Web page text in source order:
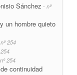
Sánchez - nº
un hombre quieto
254
254
continuidad